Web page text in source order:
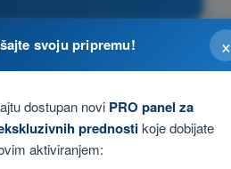
×
svoju pripremu!
dostupan novi PRO panel za
prednostikoje dobijate
aktiviranjem: